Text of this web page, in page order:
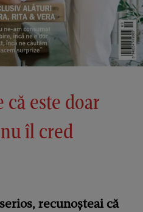
că este doar
îl cred
recunoșteai că